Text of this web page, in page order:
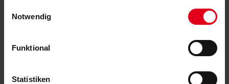
Notwendig
Funktional
Statistiken